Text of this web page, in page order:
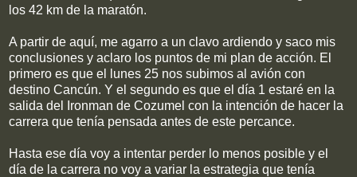
los 42 km de la maratón.
A partir de aquí, me agarro a un clavo ardiendo y saco mis
conclusiones y aclaro los puntos de mi plan de acción. El
primero es que el lunes 25 nos subimos al avión con
destino Cancún. Y el segundo es que el día 1 estaré en la
salida del Ironman de Cozumel con la intención de hacer la
carrera que tenía pensada antes de este percance.
Hasta ese día voy a intentar perder lo menos posible y el
día de la carrera no voy a variar la estrategia que tenía